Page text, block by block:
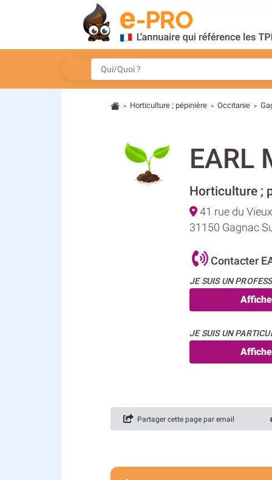
> Horticulture ; pépinière > Occitanie >
EARL
Horticulture ;
41 rue du
31150 Gagnac
Contacter
JE SUIS UN
JE SUIS UN
Partager cette page par email